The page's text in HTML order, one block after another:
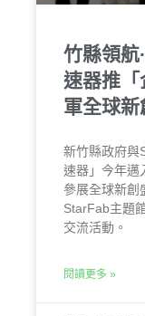
竹縣領航
速器推
軍全球
新竹縣政府與
速器」今年邁
參展全球新創
StarFab主題
交流活動。
閱讀更多 »